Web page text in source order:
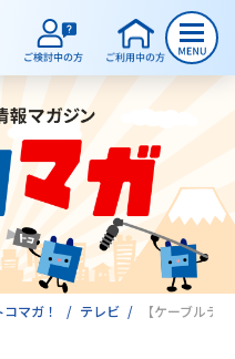
様
様
ご案内
コマガ！ テレビ 【ケーブルテ